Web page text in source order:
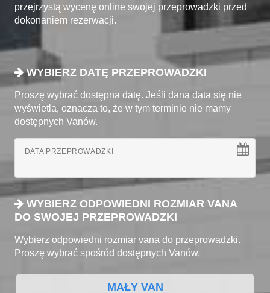
przejrzystą wycenę online swojej przeprowadzki przed
dokonaniem rezerwacji.
WYBIERZ DATĘ PRZEPROWADZKI
Proszę wybrać dostępna datę. Jeśli dana data się nie
wyświetla, oznacza to, że w tym terminie nie mamy
dostępnych Vanów.
DATA PRZEPROWADZKI
WYBIERZ ODPOWIEDNI ROZMIAR VANA
DO SWOJEJ PRZEPROWADZKI
Wybierz odpowiedni rozmiar vana do przeprowadzki.
Proszę wybrać spośród dostępnych Vanów.
MAŁY VAN